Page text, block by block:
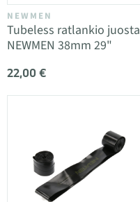
NEWMEN
Tubeless ratlankio juosta
NEWMEN 38mm 29"
22,00 €